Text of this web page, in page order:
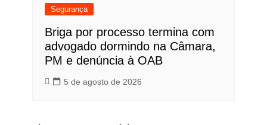
Segurança
Briga por processo termina com
advogado dormindo na Câmara,
PM e denúncia à OAB
5 de agosto de 2026